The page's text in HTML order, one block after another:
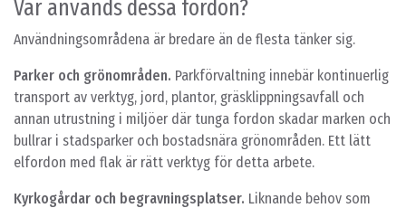
Var används dessa fordon?
Användningsområdena är bredare än de flesta tänker sig.
Parker och grönområden. Parkförvaltning innebär kontinuerlig
transport av verktyg, jord, plantor, gräsklippningsavfall och
annan utrustning i miljöer där tunga fordon skadar marken och
bullrar i stadsparker och bostadsnära grönområden. Ett lätt
elfordon med flak är rätt verktyg för detta arbete.
Kyrkogårdar och begravningsplatser. Liknande behov som